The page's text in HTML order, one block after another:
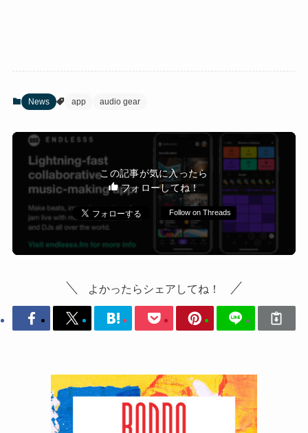
News app audio gear
この記事が気に入ったら
フォローしてね！
Follow on Threads
よかったらシェアしてね！